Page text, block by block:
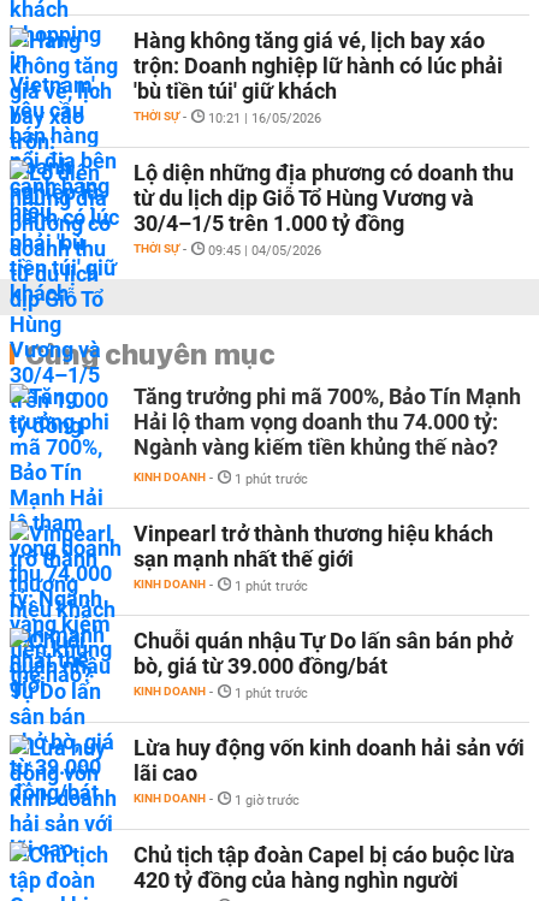
Hàng không tăng giá vé, lịch bay xáo
trộn: Doanh nghiệp lữ hành có lúc phải
'bù tiền túi' giữ khách
THỜI SỰ - 10:21 | 16/05/2026
Lộ diện những địa phương có doanh thu
từ du lịch dịp Giỗ Tổ Hùng Vương và
30/4–1/5 trên 1.000 tỷ đồng
THỜI SỰ - 09:45 | 04/05/2026
Cùng chuyên mục
Tăng trưởng phi mã 700%, Bảo Tín Mạnh
Hải lộ tham vọng doanh thu 74.000 tỷ:
Ngành vàng kiếm tiền khủng thế nào?
KINH DOANH - 1 phút trước
Vinpearl trở thành thương hiệu khách
sạn mạnh nhất thế giới
KINH DOANH - 1 phút trước
Chuỗi quán nhậu Tự Do lấn sân bán phở
bò, giá từ 39.000 đồng/bát
KINH DOANH - 1 phút trước
Lừa huy động vốn kinh doanh hải sản với
lãi cao
KINH DOANH - 1 giờ trước
Chủ tịch tập đoàn Capel bị cáo buộc lừa
420 tỷ đồng của hàng nghìn người